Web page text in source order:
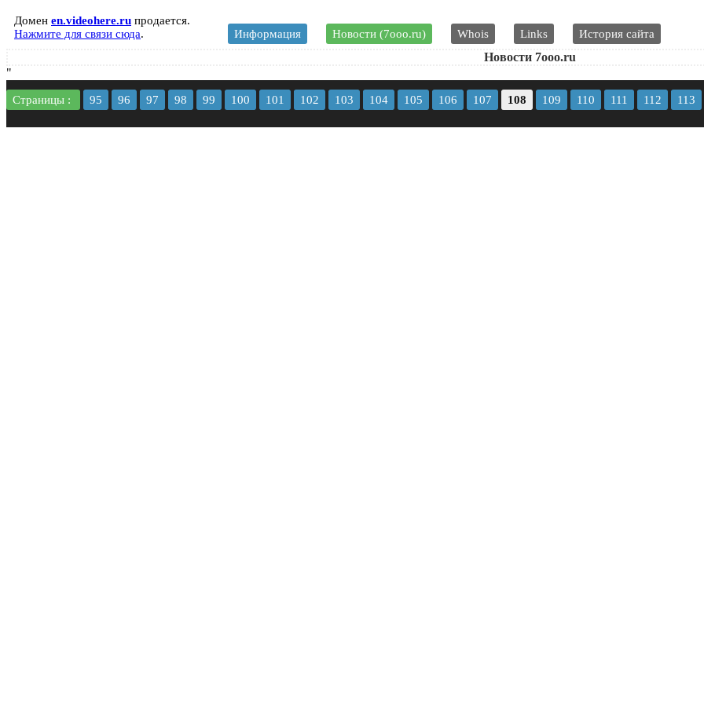
Домен en.videohere.ru продается.
Нажмите для связи сюда. Информация Новости (7ooo.ru) Whois Links История сайта
Новости 7ooo.ru
"
Страницы : 95 96 97 98 99 100 101 102 103 104 105 106 107 108 109 110 111 112 113